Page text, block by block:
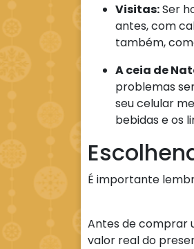
Visitas:Ser
antes, com
também,
A ceia de
problemas
seu celular
bebidas e os
É importante
Antes de comprar
valor real do